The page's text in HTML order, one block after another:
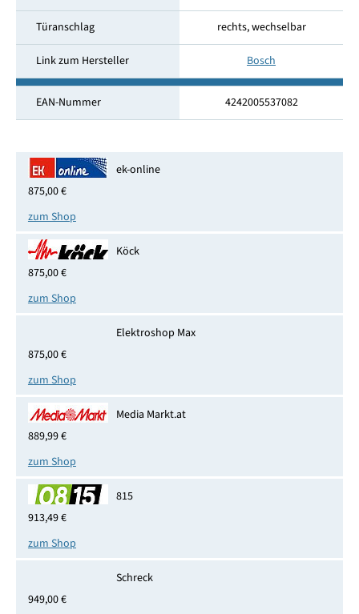
Türanschlag rechts, wechselbar
Link zum Hersteller Bosch
EAN-Nummer 4242005537082
ek-online
875,00 €
zum Shop
Köck
875,00 €
zum Shop
Elektroshop Max
875,00 €
zum Shop
Media Markt.at
889,99 €
zum Shop
815
913,49 €
zum Shop
Schreck
949,00 €